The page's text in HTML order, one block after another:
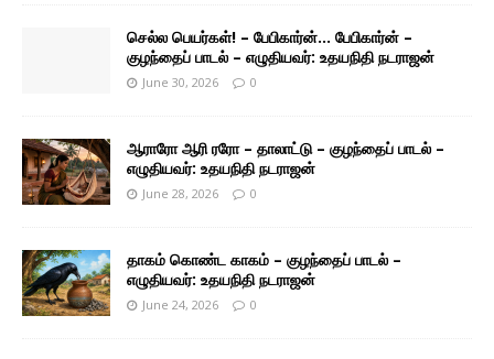
செல்ல பெயர்கள்! – பேபிகார்ன்… பேபிகார்ன் –
குழந்தைப் பாடல் – எழுதியவர்: உதயநிதி நடராஜன்
June 30, 2026 0
ஆராரோ ஆரி ரரோ – தாலாட்டு – குழந்தைப் பாடல் –
எழுதியவர்: உதயநிதி நடராஜன்
June 28, 2026 0
தாகம் கொண்ட காகம் – குழந்தைப் பாடல் –
எழுதியவர்: உதயநிதி நடராஜன்
June 24, 2026 0